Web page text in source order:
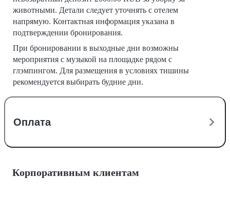
животными. Детали следует уточнять с отелем
напрямую. Контактная информация указана в
подтверждении бронирования.
При бронировании в выходные дни возможны
мероприятия с музыкой на площадке рядом с
глэмпингом. Для размещения в условиях тишины
рекомендуется выбирать будние дни.
Оплата
Корпоративным клиентам